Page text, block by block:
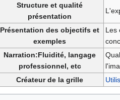
Structure et qualité
présentation
Présentation des objectifs et
exemples
Les
Narration:Fluidité, langage
professionnel, etc
Créateur de la grille